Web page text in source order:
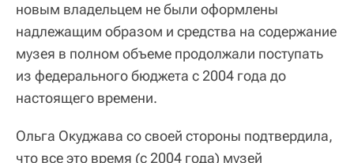
новым владельцем не были оформлены
надлежащим образом и средства на содержание
музея в полном объеме продолжали поступать
из федерального бюджета с 2004 года до
настоящего времени.
Ольга Окуджава со своей стороны подтвердила,
что все это время (с 2004 года) музей